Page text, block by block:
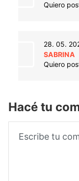
Quiero
28. 05.
SABRINA
Quiero
Hacé tu